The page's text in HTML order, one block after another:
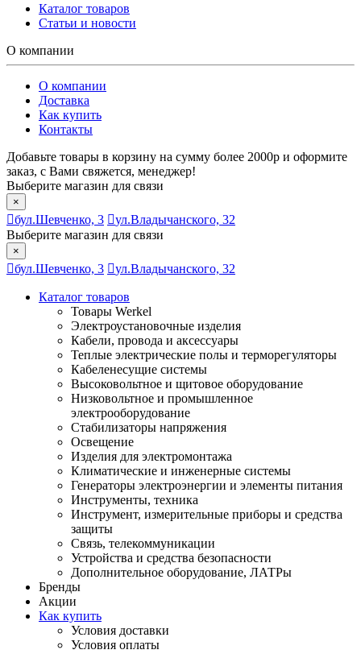
Каталог товаров
Статьи и новости
О компании
О компании
Доставка
Как купить
Контакты
Добавьте товары в корзину на сумму более 2000р и оформите
заказ, с Вами свяжется, менеджер!
Выберите магазин для связи
×
бул.Шевченко, 3
ул.Владычанского, 32
Выберите магазин для связи
×
бул.Шевченко, 3 ул.Владычанского, 32
Каталог товаров
Товары Werkel
Электроустановочные изделия
Кабели, провода и аксессуары
Теплые электрические полы и терморегуляторы
Кабеленесущие системы
Высоковольтное и щитовое оборудование
Низковольтное и промышленное
электрооборудование
Стабилизаторы напряжения
Освещение
Изделия для электромонтажа
Климатические и инженерные системы
Генераторы электроэнергии и элементы питания
Инструменты, техника
Инструмент, измерительные приборы и средства
защиты
Связь, телекоммуникации
Устройства и средства безопасности
Дополнительное оборудование, ЛАТРы
Бренды
Акции
Как купить
Условия доставки
Условия оплаты